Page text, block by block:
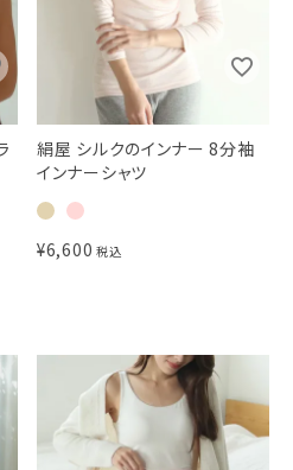
絹屋 シルクのインナー 8分袖
インナーシャツ
¥6,600 税込